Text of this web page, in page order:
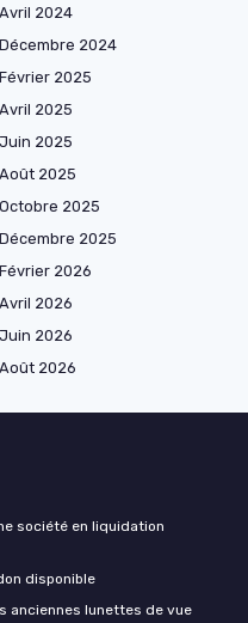
Avril 2024
Décembre 2024
Février 2025
Avril 2025
Juin 2025
Août 2025
Octobre 2025
Décembre 2025
Février 2026
Avril 2026
Juin 2026
Août 2026
société en liquidation
disponible
anciennes lunettes de vue